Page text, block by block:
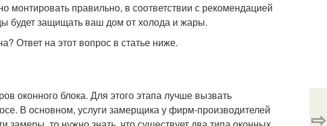
монтировать правильно, в соответствии с рекомендацией
будет защищать ваш дом от холода и жары.
Ответ на этот вопрос в статье ниже.
оконного блока. Для этого этапа лучше вызвать
В основном, услуги замерщика у фирм-производителей
⇨